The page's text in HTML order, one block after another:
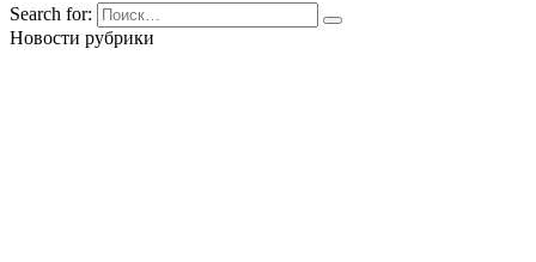
Search for:
Новости рубрики